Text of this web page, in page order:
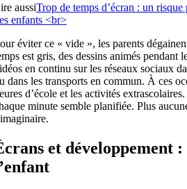
aussiTrop de temps d’écran : un
enfants <br>
éviter ce « vide », les parents
est gris, des dessins animés pendant
en continu sur les réseaux sociaux
dans les transports en commun. À ces
d’école et les activités
minute semble planifiée. Plus
et développement